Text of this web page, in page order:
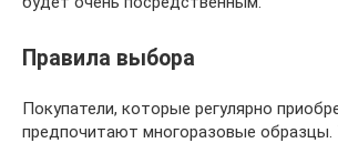
Правила выбора
Покупатели, которые регулярно
предпочитают многоразовые образцы.